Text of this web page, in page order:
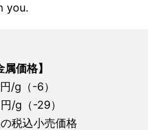
you.
価格】
/g（-6）
/g（-29）
税込小売価格